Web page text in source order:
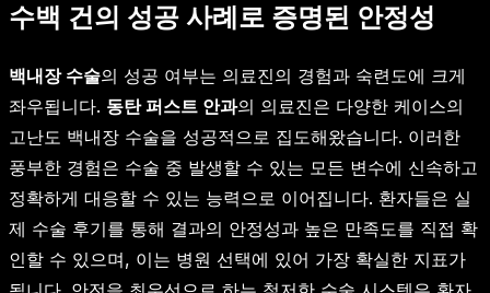
수백 건의 성공 사례로 증명된 안정성
백내장 수술의 성공 여부는 의료진의 경험과 숙련도에 크게
좌우됩니다. 동탄 퍼스트 안과의 의료진은 다양한 케이스의
고난도 백내장 수술을 성공적으로 집도해왔습니다. 이러한
풍부한 경험은 수술 중 발생할 수 있는 모든 변수에 신속하고
정확하게 대응할 수 있는 능력으로 이어집니다. 환자들은 실
제 수술 후기를 통해 결과의 안정성과 높은 만족도를 직접 확
인할 수 있으며, 이는 병원 선택에 있어 가장 확실한 지표가